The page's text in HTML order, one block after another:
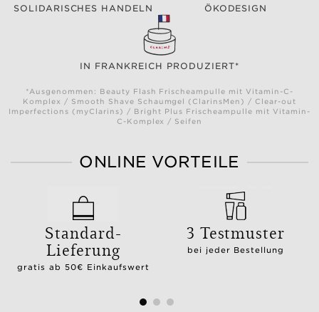
SOLIDARISCHES HANDELN ÖKODESIGN
IN FRANKREICH PRODUZIERT*
*Ausgenommen: Beauty Flash Frischeampulle mit Vitamin-C-
Komplex / Smooth Shave Schaumgel (ClarinsMen) / Clear-out
Imperfections (myClarins) / Bright Plus Frischeampulle mit Vitamin-
C-Komplex / Seifen
ONLINE VORTEILE
Standard-
Lieferung
gratis ab 50€ Einkaufswert
3 Testmuster
bei jeder Bestellung